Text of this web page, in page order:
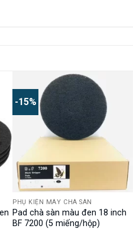
-15%
PHỤ KIỆN MÁY CHÀ SÀN
Pad chà sàn màu đen 18 inch
BF 7200 (5 miếng/hộp)